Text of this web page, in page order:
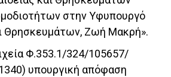
στην Υφυπουργό
Θρησκευμάτων, Ζωή Μακρή».
Φ.353.1/324/105657/
υπουργική απόφαση